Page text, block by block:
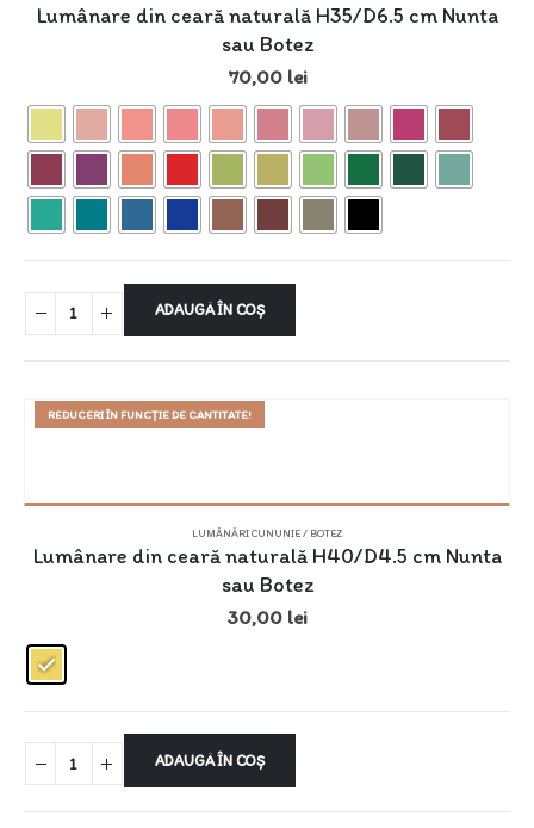
Lumânare din ceară naturală H35/D6.5 cm Nunta
sau Botez
70,00 lei
ADAUGĂ ÎN COȘ
REDUCERI ÎN FUNCȚIE DE CANTITATE!
LUMÂNĂRI CUNUNIE / BOTEZ
Lumânare din ceară naturală H40/D4.5 cm Nunta
sau Botez
30,00 lei
ADAUGĂ ÎN COȘ